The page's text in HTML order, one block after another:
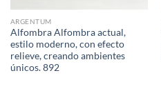
ARGENTUM
Alfombra Alfombra actual,
estilo moderno, con efecto
relieve, creando ambientes
únicos. 892